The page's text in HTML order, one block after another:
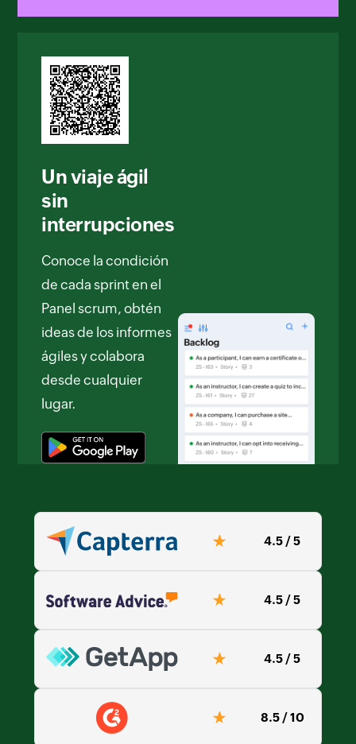
Un viaje ágil
sin
interrupciones
Conoce la condición
de cada sprint en el
Panel scrum, obtén
ideas de los informes
ágiles y colabora
desde cualquier
lugar.
4.5 / 5
4.5 / 5
4.5 / 5
8.5 / 10